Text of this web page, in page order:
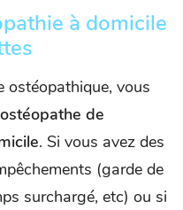
à domicile
ostéopathique, vous
ostéopathe de
. Si vous avez des
(garde de
surchargé, etc) ou si